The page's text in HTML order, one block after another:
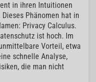
in ihren Intuitionen
Phänomen hat in
Privacy Calculus.
ist hoch. Im
Vorteil, etwa
schnelle Analyse,
die man nicht